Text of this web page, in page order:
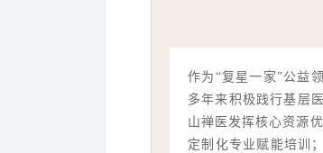
作为“复星一家”公益
多年来积极践行基层
山禅医发挥核心资源
定制化专业赋能培训